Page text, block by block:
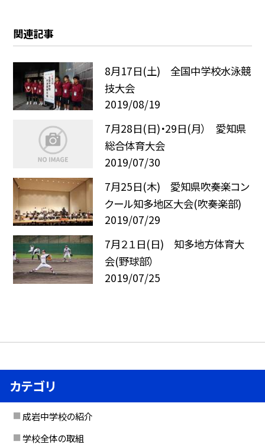
関連記事
8月17日(土) 全国中学校水泳競
技大会
2019/08/19
7月28日(日)・29日(月） 愛知県
総合体育大会
2019/07/30
7月25日(木) 愛知県吹奏楽コン
クール知多地区大会(吹奏楽部)
2019/07/29
7月２１日(日) 知多地方体育大
会(野球部）
2019/07/25
カテゴリ
成岩中学校の紹介
学校全体の取組